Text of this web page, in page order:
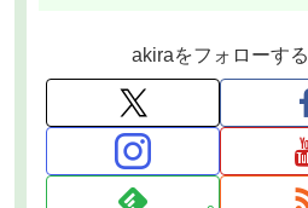
akiraをフォローする